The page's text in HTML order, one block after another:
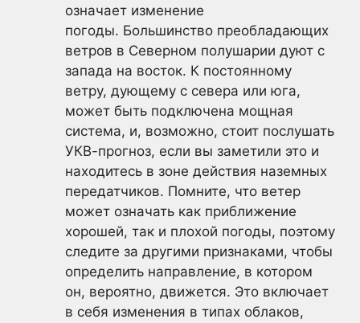
означает изменение
погоды. Большинство преобладающих
ветров в Северном полушарии дуют с
запада на восток. К постоянному
ветру, дующему с севера или юга,
может быть подключена мощная
система, и, возможно, стоит послушать
УКВ-прогноз, если вы заметили это и
находитесь в зоне действия наземных
передатчиков. Помните, что ветер
может означать как приближение
хорошей, так и плохой погоды, поэтому
следите за другими признаками, чтобы
определить направление, в котором
он, вероятно, движется. Это включает
в себя изменения в типах облаков,